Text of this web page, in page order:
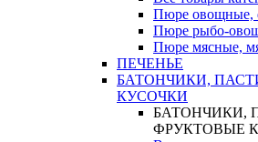
Пюре овощные,
Пюре рыбо-
Пюре мясные,
ПЕЧЕНЬЕ
БАТОНЧИКИ,
КУСОЧКИ
БАТОНЧИКИ,
ФРУКТОВЫЕ